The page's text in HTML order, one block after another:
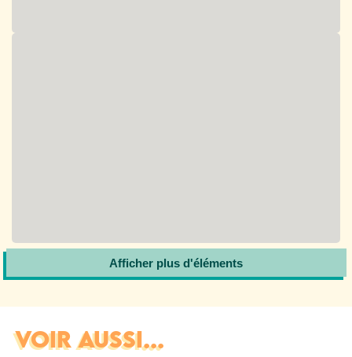
Afficher plus d'éléments
VOIR AUSSI...